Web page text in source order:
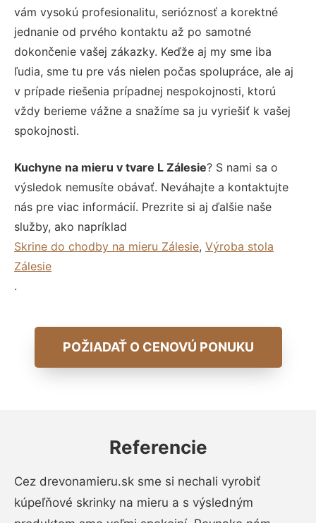
vám vysokú profesionalitu, serióznosť a korektné
jednanie od prvého kontaktu až po samotné
dokončenie vašej zákazky. Keďže aj my sme iba
ľudia, sme tu pre vás nielen počas spolupráce, ale aj
v prípade riešenia prípadnej nespokojnosti, ktorú
vždy berieme vážne a snažíme sa ju vyriešiť k vašej
spokojnosti.
Kuchyne na mieru v tvare L Zálesie? S nami sa o
výsledok nemusíte obávať. Neváhajte a kontaktujte
nás pre viac informácií. Prezrite si aj ďalšie naše
služby, ako napríklad
Skrine do chodby na mieru Zálesie, Výroba stola
Zálesie
.
POŽIADAŤ O CENOVÚ PONUKU
Referencie
Cez drevonamieru.sk sme si nechali vyrobiť
kúpeľňové skrinky na mieru a s výsledným